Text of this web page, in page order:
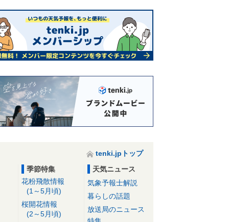
tenki.jpトップ
季節特集
花粉飛散情報
(1～5月頃)
桜開花情報
(2～5月頃)
天気ニュース
気象予報士解説
暮らしの話題
放送局のニュース